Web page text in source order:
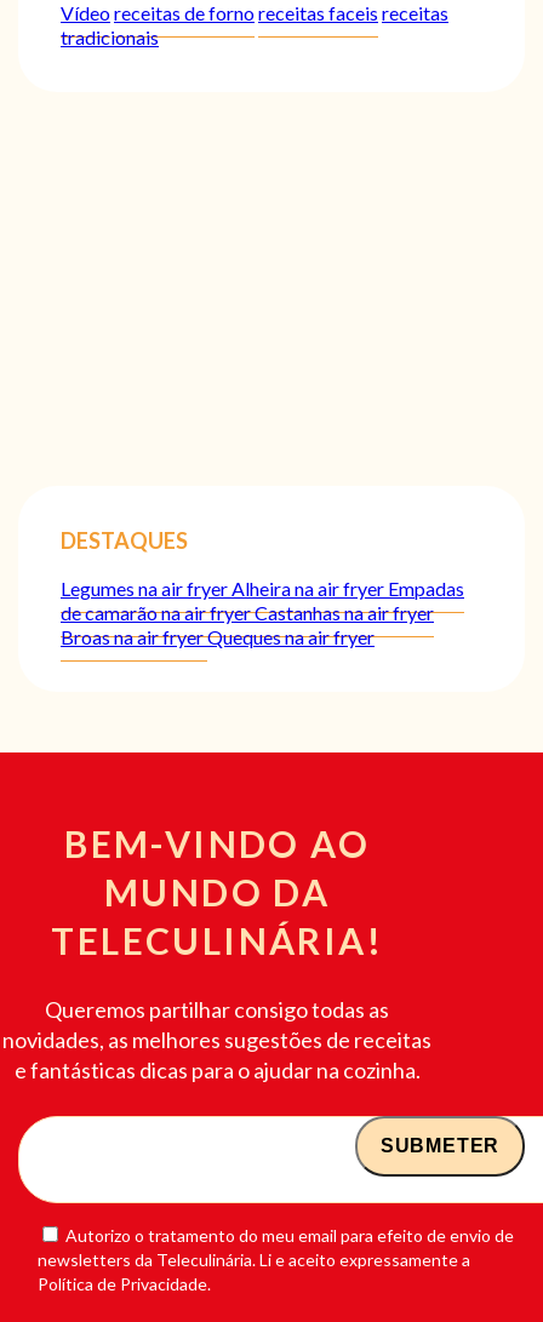
Vídeoreceitas de fornoreceitas faceis receitas
tradicionais
DESTAQUES
Legumes na air fryerAlheira na air fryer Empadas
de camarão na air fryerCastanhas na air fryer
Broas na air fryerQueques na air fryer
BEM-VINDO AO
MUNDO DA
TELECULINÁRIA!
Queremos partilhar consigo todas as
novidades, as melhores sugestões de receitas
e fantásticas dicas para o ajudar na cozinha.
Autorizo o tratamento do meu email para efeito de envio de
newsletters da Teleculinária. Li e aceito expressamente a
Política de Privacidade.